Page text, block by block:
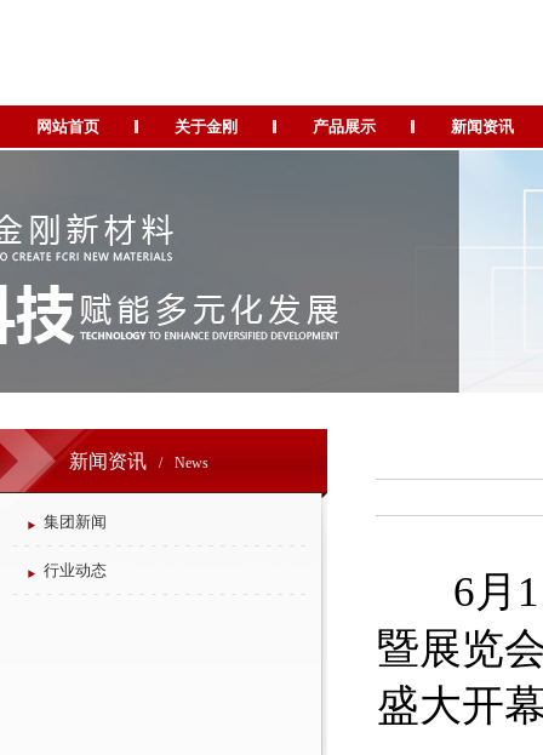
网站首页 关于金刚 产品展示 新闻资讯
新闻资讯 / News
集团新闻
行业动态
6月11
暨展览
盛大开